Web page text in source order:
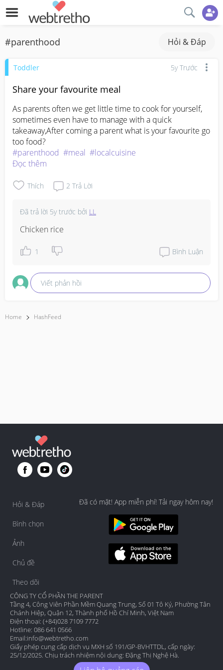
#parenthood Hỏi & Đáp
Toddler 5y Trước
Share your favourite meal
As parents often we get little time to cook for yourself,
sometimes even have to manage with a quick
takeaway,After coming a parent what is your favourite go
#parenthood #meal #localcuisine
Đọc thêm
Thích 2 Trả Lời
Đã trả lời 5y trước bởi LL
Chicken rice
1 Bình Luận
Viết phản hồi
Home HashFeed
Hỏi & Đáp
Bình chọn
Ảnh
Chủ đề
Theo dõi
Đã có mặt! App miễn phí! Tải ngay hôm nay!
CÔNG TY CỔ PHẦN THE PARENT
Tầng 4, Công Viên Phần Mềm Quang Trung, Số 01 Tô Ký, Phường Tân
Chánh Hiệp, Quận 12, Thành phố Hồ Chí Minh, Việt Nam
Điện thoại: (+84)028 7109 7772
Hotline: 086 641 0566
Email:info@webtretho.com
Giấy phép cung cấp dịch vụ MXH số 191/GP-BVHTTDL, cấp ngày:
25/12/2025. Chịu trách nhiệm nội dung: Đặng Thị Nghệ Hà.